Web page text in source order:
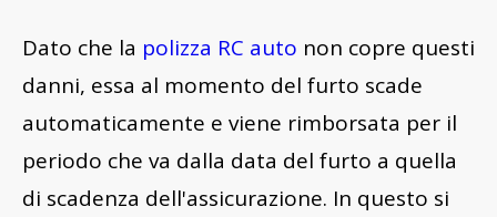
Dato che la polizza RC auto non copre questi
danni, essa al momento del furto scade
automaticamente e viene rimborsata per il
periodo che va dalla data del furto a quella
di scadenza dell'assicurazione. In questo si